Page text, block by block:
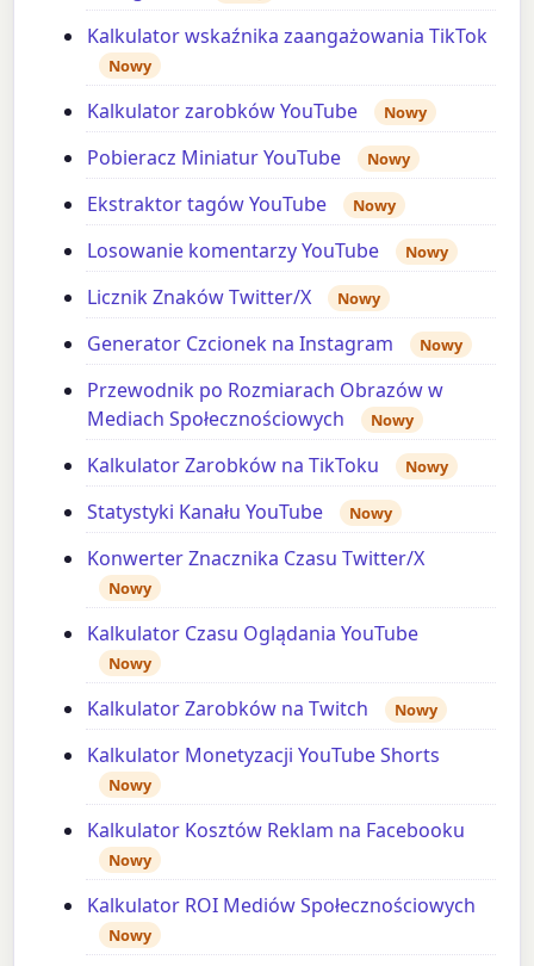
Kalkulator wskaźnika zaangażowania TikTok
Nowy
Kalkulator zarobków YouTube Nowy
Pobieracz Miniatur YouTube Nowy
Ekstraktor tagów YouTube Nowy
Losowanie komentarzy YouTube Nowy
Licznik Znaków Twitter/X Nowy
Generator Czcionek na Instagram Nowy
Przewodnik po Rozmiarach Obrazów w
Mediach Społecznościowych
Nowy
Kalkulator Zarobków na TikToku Nowy
Statystyki Kanału YouTube Nowy
Konwerter Znacznika Czasu Twitter/X
Nowy
Kalkulator Czasu Oglądania YouTube
Nowy
Kalkulator Zarobków na Twitch Nowy
Kalkulator Monetyzacji YouTube Shorts
Nowy
Kalkulator Kosztów Reklam na Facebooku
Nowy
Kalkulator ROI Mediów Społecznościowych
Nowy